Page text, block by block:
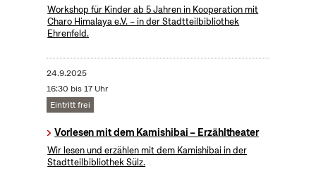
Workshop für Kinder ab 5 Jahren in Kooperation mit
Charo Himalaya e.V. – in der Stadtteilbibliothek
Ehrenfeld.
24.9.2025
16:30 bis 17 Uhr
Eintritt frei
Vorlesen mit dem Kamishibai – Erzähltheater
Wir lesen und erzählen mit dem Kamishibai in der
Stadtteilbibliothek Sülz.